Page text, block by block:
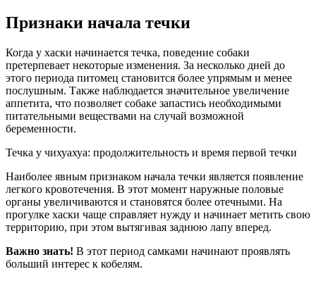
Признаки начала течки
Когда у хаски начинается течка, поведение собаки
претерпевает некоторые изменения. За несколько дней до
этого периода питомец становится более упрямым и менее
послушным. Также наблюдается значительное увеличение
аппетита, что позволяет собаке запастись необходимыми
питательными веществами на случай возможной
беременности.
Течка у чихуахуа: продолжительность и время первой течки
Наиболее явным признаком начала течки является появление
легкого кровотечения. В этот момент наружные половые
органы увеличиваются и становятся более отечными. На
прогулке хаски чаще справляет нужду и начинает метить свою
территорию, при этом вытягивая заднюю лапу вперед.
Важно знать! В этот период самками начинают проявлять
больший интерес к кобелям.